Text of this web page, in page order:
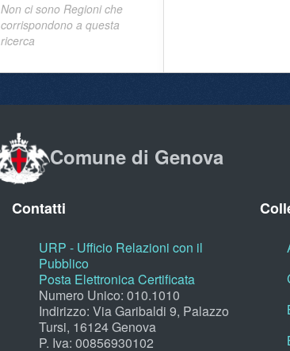
Non ci sono Regioni che
corrispondono a questa
ricerca
Comune di Genova
Contatti
URP - Ufficio Relazioni con il
Pubblico
Posta Elettronica Certificata
Numero Unico: 010.1010
Indirizzo: Via Garibaldi 9, Palazzo
Tursi, 16124 Genova
P. Iva: 00856930102